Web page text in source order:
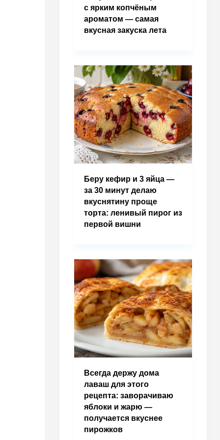
с ярким копчёным
ароматом — самая
вкусная закуска лета
Беру кефир и 3 яйца —
за 30 минут делаю
вкуснятину проще
торта: ленивый пирог из
первой вишни
Всегда держу дома
лаваш для этого
рецепта: заворачиваю
яблоки и жарю —
получается вкуснее
пирожков